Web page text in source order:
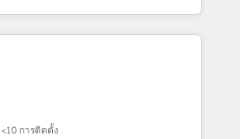
systems 🏢 We specialise in
Custom Integration and
uno resuelve un problema
operación en HubSpot. La entrega
por caso, abordamos varios
tiene sentido, y siempre
antes de seguir avanzando.
resultados antes de que termine el
<10 การติดตั้ง